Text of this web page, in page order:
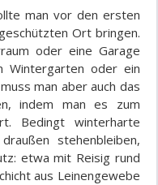
man vor den ersten
Ort bringen.
oder eine Garage
Wintergarten oder ein
man aber auch das
indem man es zum
Bedingt winterharte
stehenbleiben,
etwa mit Reisig rund
aus Leinengewebe